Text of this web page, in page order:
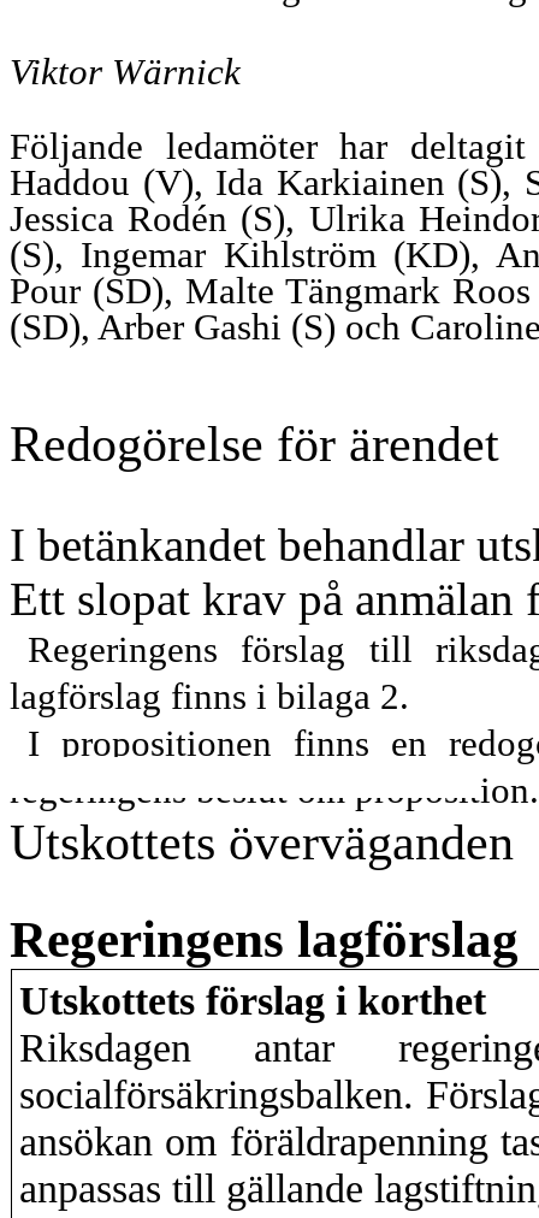
Viktor Wärnick
Följande ledamöter har
Haddou (V), Ida Karkiainen (S),
Jessica Rodén (S), Ulrika
(S), Ingemar Kihlström (KD),
Pour (SD), Malte Tängmark
(SD), Arber Gashi (S) och
Redogörelse för ärendet
I betänkandet behandlar
Ett slopat krav på anmälan
Regeringens förslag till
lagförslag finns i bilaga 2.
I propositionen finns en
regeringens beslut om proposition.
Utskottets överväganden
Regeringens lagförslag
Utskottets förslag i korthet
Riksdagen antar
socialförsäkringsbalken.
ansökan om föräldrapenning
anpassas till gällande